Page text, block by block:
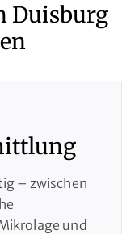
Duisburg
– zwischen
und